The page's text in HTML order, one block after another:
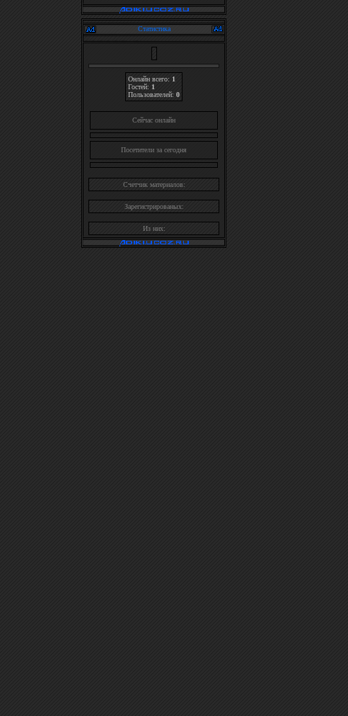
Статистика
Онлайн всего: 1
Гостей: 1
Пользователей: 0
Cейчас онлайн
Посетители за сегодня
Счетчик материалов:
Зарегистрированых:
Из них: